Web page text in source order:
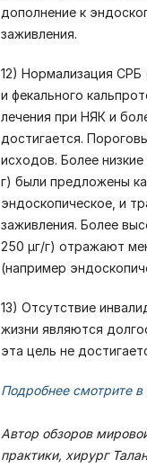
дополнение к
заживления.
12) Нормализация
и фекального
лечения при НЯК и
достигается.
исходов. Более
г) были предложены
эндоскопическое, и
заживления. Более
250 μг/г) отражают
(например
13) Отсутствие
жизни являются
эта цель не
Подробнее смотрите
Автор обзоров
практики, хирург